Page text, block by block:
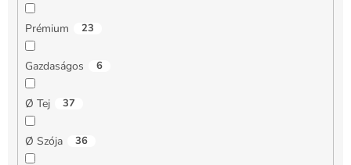
Prémium 23
Gazdaságos 6
Ø Tej 37
Ø Szója 36